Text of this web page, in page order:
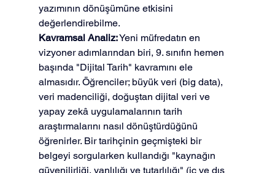
yazımının dönüşümüne etkisini
değerlendirebilme.
Kavramsal Analiz: Yeni müfredatın en
vizyoner adımlarından biri, 9. sınıfın hemen
başında "Dijital Tarih" kavramını ele
almasıdır. Öğrenciler; büyük veri (big data),
veri madenciliği, doğuştan dijital veri ve
yapay zekâ uygulamalarının tarih
araştırmalarını nasıl dönüştürdüğünü
öğrenirler. Bir tarihçinin geçmişteki bir
belgeyi sorgularken kullandığı "kaynağın
güvenilirliği, yanlılığı ve tutarlılığı" (iç ve dış